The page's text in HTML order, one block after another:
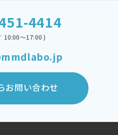
4414
10:00～17:00 )
お問い合わせ